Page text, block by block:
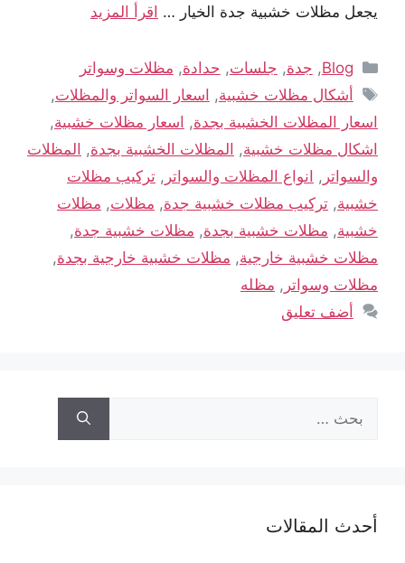
يجعل مظلات خشبية جدة الخيار … اقرأ المزيد
Blog
, جدة, جلسات, حدادة, مظلات وسواتر
أشكال مظلات خشبية, اسعار السواتر والمظلات,
اسعار المظلات الخشبية بجدة, اسعار مظلات خشبية,
اشكال مظلات خشبية, المظلات الخشبية بجدة, المظلات
والسواتر , انواع المظلات والسواتر , تركيب مظلات
خشبية, تركيب مظلات خشبية جدة, مظلات, مظلات
خشبية, مظلات خشبية بجدة, مظلات خشبية جدة,
مظلات خشبية خارجية, مظلات خشبية خارجية بجدة,
مظلات وسواتر , مظله
أضف تعليق
أحدث المقالات